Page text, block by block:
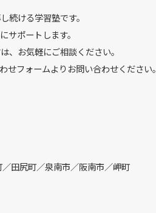
続ける学習塾です。
サポートします。
、お気軽にご相談ください。
フォームよりお問い合わせください。
田尻町／泉南市／阪南市／岬町